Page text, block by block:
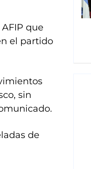
que
el partido
sin
de